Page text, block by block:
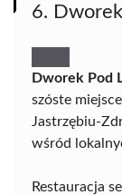
6.
Dworek Pod
szóste
Jastrzębiu-
wśród
Restauracja